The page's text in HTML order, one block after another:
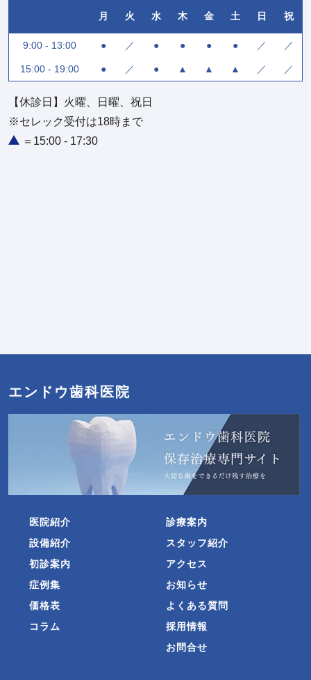
月 火 水 木 金 土 日 祝
9:00 - 13:00 ● ／ ● ● ● ● ／ ／
15:00 - 19:00 ● ／ ● ▲ ▲ ▲ ／ ／
【休診日】火曜、日曜、祝日
※セレック受付は18時まで
＝15:00 - 17:30
エンドウ歯科医院
医院紹介
設備紹介
初診案内
診療案内
スタッフ紹介
アクセス
症例集
価格表
コラム
お知らせ
よくある質問
採用情報
お問合せ